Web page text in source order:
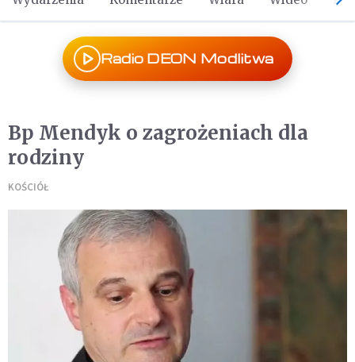
Radio DEON Modlitwa
Bp Mendyk o zagrożeniach dla
rodziny
KOŚCIÓŁ